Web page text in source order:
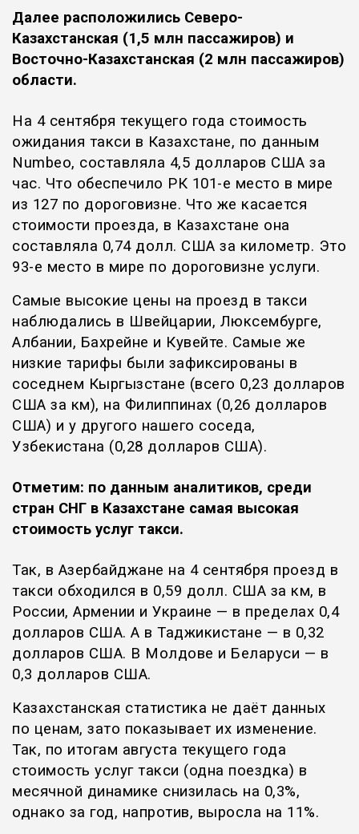
Далее расположились Северо-
Казахстанская (1,5 млн пассажиров) и
Восточно-Казахстанская (2 млн пассажиров)
области.
На 4 сентября текущего года стоимость
ожидания такси в Казахстане, по данным
Numbeo, составляла 4,5 долларов США за
час. Что обеспечило РК 101-е место в мире
из 127 по дороговизне. Что же касается
стоимости проезда, в Казахстане она
составляла 0,74 долл. США за километр. Это
93-е место в мире по дороговизне услуги.
Самые высокие цены на проезд в такси
наблюдались в Швейцарии, Люксембурге,
Албании, Бахрейне и Кувейте. Самые же
низкие тарифы были зафиксированы в
соседнем Кыргызстане (всего 0,23 долларов
США за км), на Филиппинах (0,26 долларов
США) и у другого нашего соседа,
Узбекистана (0,28 долларов США).
Отметим: по данным аналитиков, среди
стран СНГ в Казахстане самая высокая
стоимость услуг такси.
Так, в Азербайджане на 4 сентября проезд в
такси обходился в 0,59 долл. США за км, в
России, Армении и Украине — в пределах 0,4
долларов США. А в Таджикистане — в 0,32
долларов США. В Молдове и Беларуси — в
0,3 долларов США.
Казахстанская статистика не даёт данных
по ценам, зато показывает их изменение.
Так, по итогам августа текущего года
стоимость услуг такси (одна поездка) в
месячной динамике снизилась на 0,3%,
однако за год, напротив, выросла на 11%.